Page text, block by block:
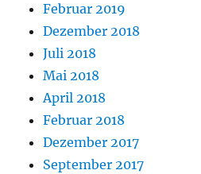
Februar 2019
Dezember 2018
Juli 2018
Mai 2018
April 2018
Februar 2018
Dezember 2017
September 2017